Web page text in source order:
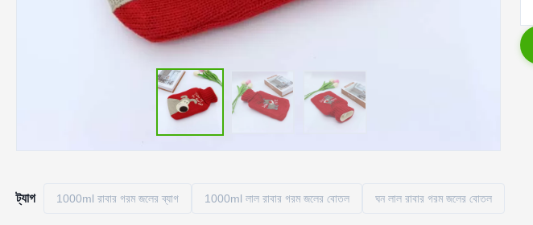
ট্যাগ 1000ml রাবার গরম জলের ব্যাগ 1000ml লাল রাবার গরম জলের বোতল ঘন লাল রাবার গরম জলের বোতল